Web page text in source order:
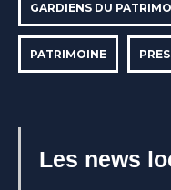
GARDIENS DU
PATRIMOINE
Les news